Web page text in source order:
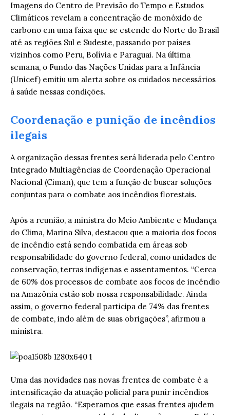
Imagens do Centro de Previsão do Tempo e Estudos
Climáticos revelam a concentração de monóxido de
carbono em uma faixa que se estende do Norte do Brasil
até as regiões Sul e Sudeste, passando por países
vizinhos como Peru, Bolívia e Paraguai. Na última
semana, o Fundo das Nações Unidas para a Infância
(Unicef) emitiu um alerta sobre os cuidados necessários
à saúde nessas condições.
Coordenação e punição de incêndios
ilegais
A organização dessas frentes será liderada pelo Centro
Integrado Multiagências de Coordenação Operacional
Nacional (Ciman), que tem a função de buscar soluções
conjuntas para o combate aos incêndios florestais.
Após a reunião, a ministra do Meio Ambiente e Mudança
do Clima, Marina Silva, destacou que a maioria dos focos
de incêndio está sendo combatida em áreas sob
responsabilidade do governo federal, como unidades de
conservação, terras indígenas e assentamentos. “Cerca
de 60% dos processos de combate aos focos de incêndio
na Amazônia estão sob nossa responsabilidade. Ainda
assim, o governo federal participa de 74% das frentes
de combate, indo além de suas obrigações”, afirmou a
ministra.
Uma das novidades nas novas frentes de combate é a
intensificação da atuação policial para punir incêndios
ilegais na região. “Esperamos que essas frentes ajudem